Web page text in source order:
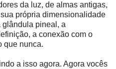
da luz, de almas antigas,
própria dimensionalidade
pineal, a
a conexão com o
que nunca.
a isso agora. Agora vocês